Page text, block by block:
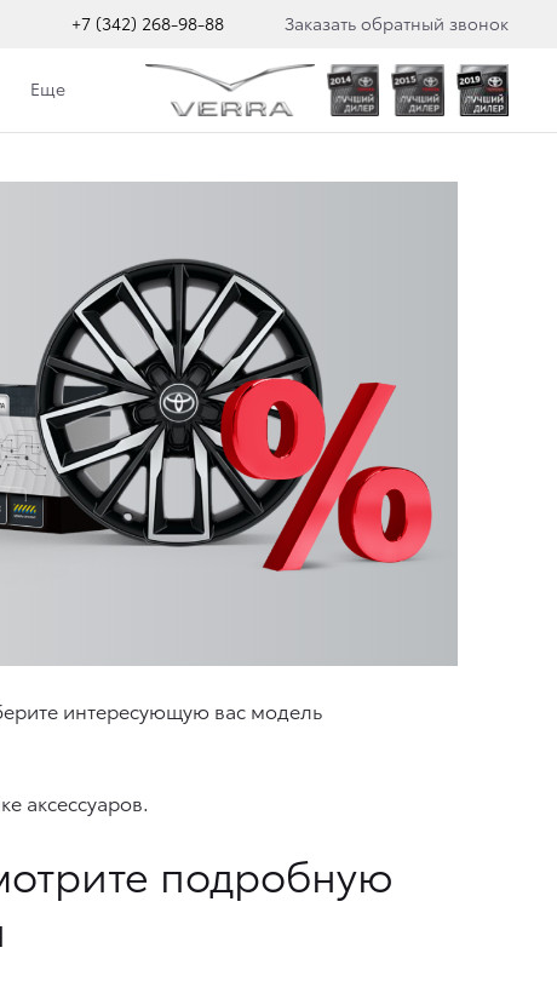
+7 (342) 268-98-88 Заказать обратный звонок
Еще
интересующую вас модель
аксессуаров.
подробную